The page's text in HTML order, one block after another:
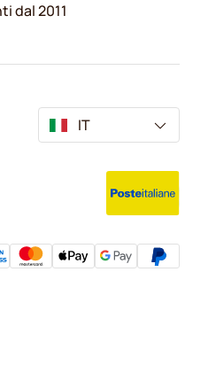
dal 2011
IT